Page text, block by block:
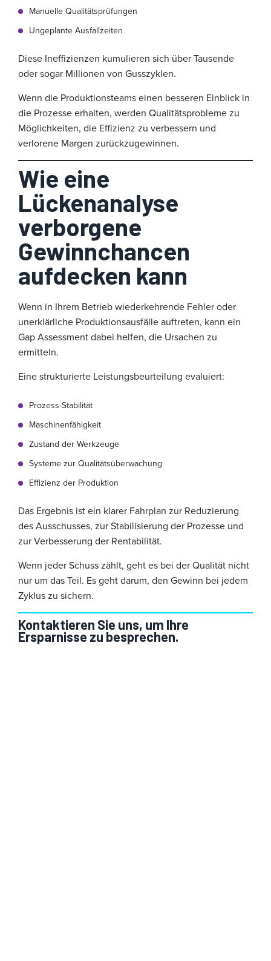
Manuelle Qualitätsprüfungen
Ungeplante Ausfallzeiten
Diese Ineffizienzen kumulieren sich über Tausende
oder sogar Millionen von Gusszyklen.
Wenn die Produktionsteams einen besseren Einblick in
die Prozesse erhalten, werden Qualitätsprobleme zu
Möglichkeiten, die Effizienz zu verbessern und
verlorene Margen zurückzugewinnen.
Wie eine
Lückenanalyse
verborgene
Gewinnchancen
aufdecken kann
Wenn in Ihrem Betrieb wiederkehrende Fehler oder
unerklärliche Produktionsausfälle auftreten, kann ein
Gap Assessment dabei helfen, die Ursachen zu
ermitteln.
Eine strukturierte Leistungsbeurteilung evaluiert:
Prozess-Stabilität
Maschinenfähigkeit
Zustand der Werkzeuge
Systeme zur Qualitätsüberwachung
Effizienz der Produktion
Das Ergebnis ist ein klarer Fahrplan zur Reduzierung
des Ausschusses, zur Stabilisierung der Prozesse und
zur Verbesserung der Rentabilität.
Wenn jeder Schuss zählt, geht es bei der Qualität nicht
nur um das Teil. Es geht darum, den Gewinn bei jedem
Zyklus zu sichern.
Kontaktieren Sie uns, um Ihre
Ersparnisse zu besprechen.